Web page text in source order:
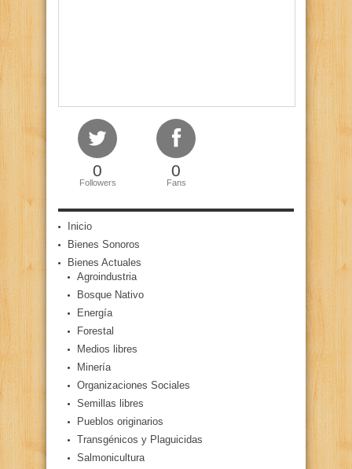
0
Followers
0
Fans
Inicio
Bienes Sonoros
Bienes Actuales
Agroindustria
Bosque Nativo
Energía
Forestal
Medios libres
Minería
Organizaciones Sociales
Semillas libres
Pueblos originarios
Transgénicos y Plaguicidas
Salmonicultura